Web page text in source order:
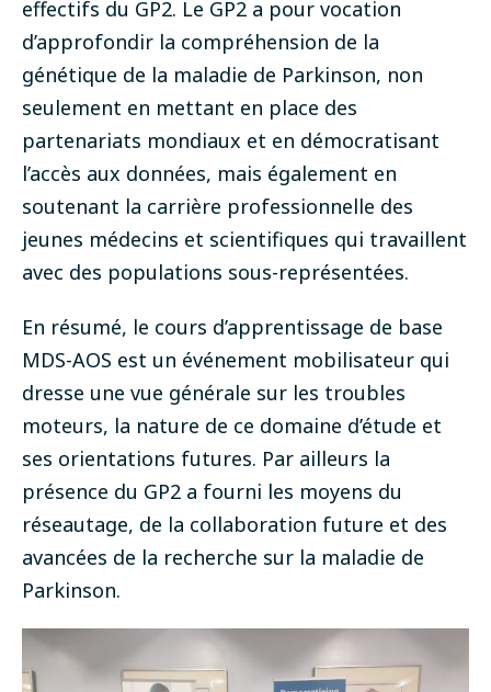
effectifs du GP2. Le GP2 a pour vocation
d’approfondir la compréhension de la
génétique de la maladie de Parkinson, non
seulement en mettant en place des
partenariats mondiaux et en démocratisant
l’accès aux données, mais également en
soutenant la carrière professionnelle des
jeunes médecins et scientifiques qui travaillent
avec des populations sous-représentées.
En résumé, le cours d’apprentissage de base
MDS-AOS est un événement mobilisateur qui
dresse une vue générale sur les troubles
moteurs, la nature de ce domaine d’étude et
ses orientations futures. Par ailleurs la
présence du GP2 a fourni les moyens du
réseautage, de la collaboration future et des
avancées de la recherche sur la maladie de
Parkinson.